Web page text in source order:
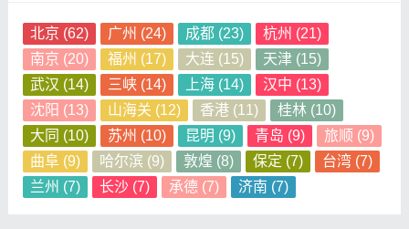
北京 (62) 广州 (24) 成都(23) 杭州 (21)
南京 (20) 福州 (17) 大连 (15) 天津(15)
武汉 (14) 三峡(14) 上海(14) 汉中 (13)
沈阳 (13) 山海关 (12) 香港(11) 桂林(10)
大同 (10) 苏州 (10) 昆明 (9) 青岛 (9) 旅顺 (9)
曲阜(9) 哈尔滨 (9) 敦煌 (8) 保定 (7) 台湾(7)
兰州 (7) 长沙(7) 承德(7) 济南 (7)